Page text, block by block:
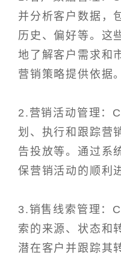
并分析客户数据，
历史、偏好等。这
地了解客户需求和
营销策略提供依据。
2.营销活动管理：
划、执行和跟踪营
告投放等。通过系
保营销活动的顺利
3.销售线索管理：
索的来源、状态和
潜在客户并跟踪其